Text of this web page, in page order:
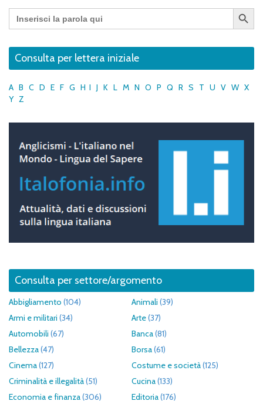
Search
for:
Search Button
Consulta per lettera iniziale
A B C D E F G H I J K L M N O P Q R S T U V W X
Y Z
Consulta per settore/argomento
Abbigliamento (104) Animali (39)
Armi e militari (34) Arte(37)
Automobili (67) Banca(81)
Bellezza(47) Borsa(61)
Cinema(127) Costume e società(125)
Criminalità e illegalità(51) Cucina(133)
Economia e finanza(306) Editoria(176)